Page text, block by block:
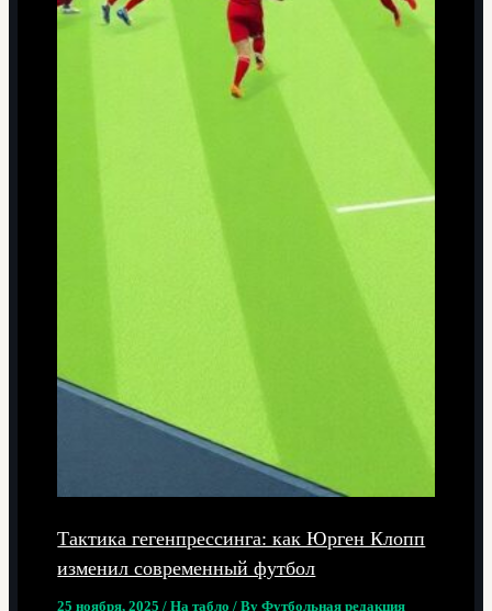
Тактика гегенпрессинга: как Юрген Клопп
изменил современный футбол
25 ноября, 2025/На табло / ByФутбольная редакция